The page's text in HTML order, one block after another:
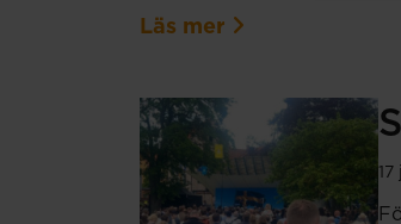
Läs mer